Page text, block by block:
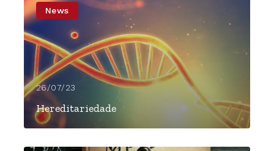
News
26/07/23
Hereditariedade